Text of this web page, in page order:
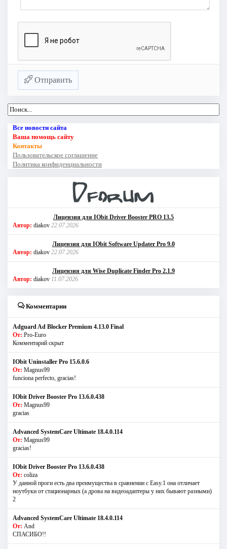
Отправить
Все новости сайта
Ваша помощь сайту
Контакты
Пользовательское соглашение
Политика конфиденциальности
Лицензия для IObit Driver Booster PRO 13.5
Автор: diakov 22.07.2026
Лицензия для IObit Software Updater Pro 9.0
Автор: diakov 22.07.2026
Лицензия для Wise Duplicate Finder Pro 2.1.9
Автор: diakov 11.07.2026
Комментарии
Adguard Ad Blocker Premium 4.13.0 Final
От: Pro-Euro
Комментарий скрыт
IObit Uninstaller Pro 15.6.0.6
От: Magnus99
funciona perfecto, gracias!
IObit Driver Booster Pro 13.6.0.438
От: Magnus99
gracias
Advanced SystemCare Ultimate 18.4.0.114
От: Magnus99
gracias!
IObit Driver Booster Pro 13.6.0.438
От: coliza
У данной проги есть два преимущества в сравнении с Easy.1 она отличает
ноутбуки от стационарных (а дрова на видеоадаптеры у них бывают разными)
2
Advanced SystemCare Ultimate 18.4.0.114
От: And
СПАСИБО!!